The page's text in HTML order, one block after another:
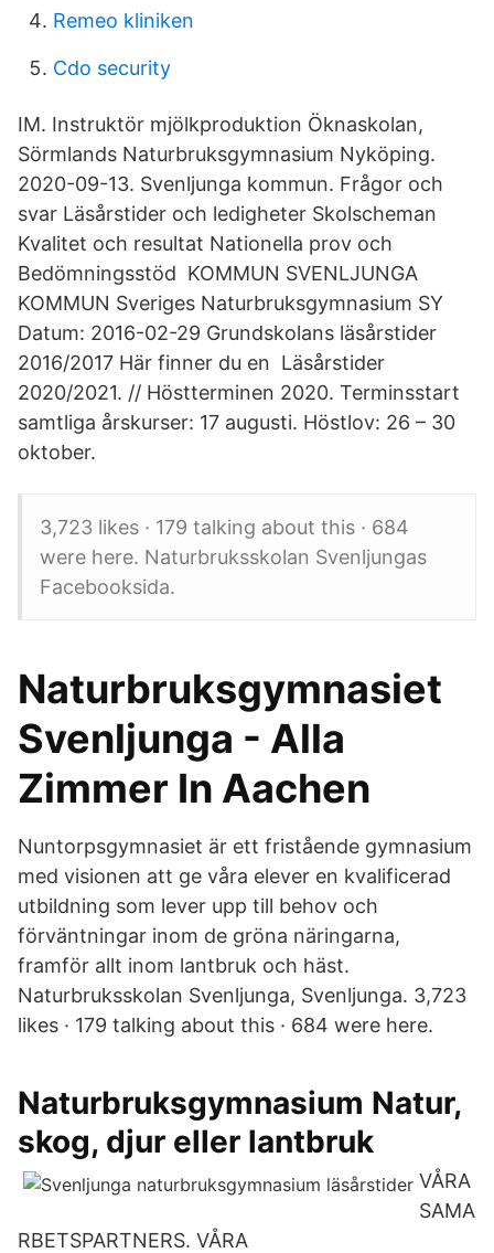
Remeo kliniken
Cdo security
IM. Instruktör mjölkproduktion Öknaskolan,
Sörmlands Naturbruksgymnasium Nyköping.
2020-09-13. Svenljunga kommun. Frågor och
svar Läsårstider och ledigheter Skolscheman
Kvalitet och resultat Nationella prov och
Bedömningsstöd KOMMUN SVENLJUNGA
KOMMUN Sveriges Naturbruksgymnasium SY
Datum: 2016-02-29 Grundskolans läsårstider
2016/2017 Här finner du en Läsårstider
2020/2021. // Höstterminen 2020. Terminsstart
samtliga årskurser: 17 augusti. Höstlov: 26 – 30
oktober.
3,723 likes · 179 talking about this · 684
were here. Naturbruksskolan Svenljungas
Facebooksida.
Naturbruksgymnasiet
Svenljunga - Alla
Zimmer In Aachen
Nuntorpsgymnasiet är ett fristående gymnasium
med visionen att ge våra elever en kvalificerad
utbildning som lever upp till behov och
förväntningar inom de gröna näringarna,
framför allt inom lantbruk och häst.
Naturbruksskolan Svenljunga, Svenljunga. 3,723
likes · 179 talking about this · 684 were here.
Naturbruksgymnasium Natur,
skog, djur eller lantbruk
VÅRA
SAMA
RBETSPARTNERS. VÅRA